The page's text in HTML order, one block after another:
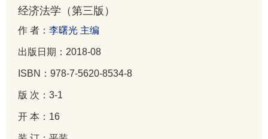
经济法学（第三版）
作 者： 李曙光 主编
出版日期：2018-08
ISBN：978-7-5620-8534-8
版 次：3-1
开 本：16